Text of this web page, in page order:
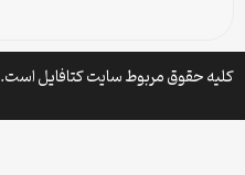
کلیه حقوق مربوط سایت کتافایل است.